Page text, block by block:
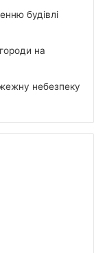
будівлі
на
небезпеку